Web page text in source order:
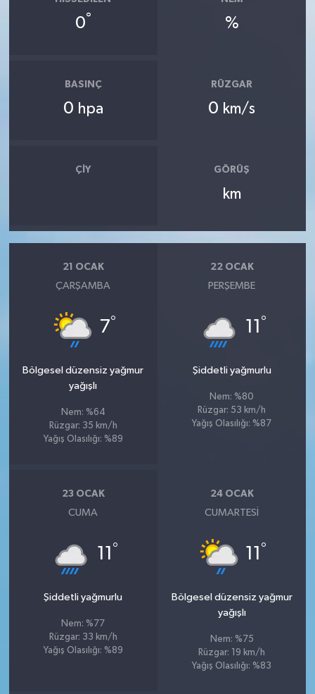
0° %
BASINÇ
0 hpa
RÜZGAR
0 km/s
ÇIY GÖRÜŞ
km
21 OCAK
ÇARŞAMBA
7°
Bölgesel düzensiz yağmur
yağışlı
Nem: %64
Rüzgar: 35 km/h
Yağış Olasılığı: %89
22 OCAK
PERŞEMBE
11 °
Şiddetli yağmurlu
Nem: %80
Rüzgar: 53 km/h
Yağış Olasılığı: %87
23 OCAK
CUMA
11 °
Şiddetli yağmurlu
Nem: %77
Rüzgar: 33 km/h
Yağış Olasılığı: %89
24 OCAK
CUMARTESI
11 °
Bölgesel düzensiz yağmur
yağışlı
Nem: %75
Rüzgar: 19 km/h
Yağış Olasılığı: %83